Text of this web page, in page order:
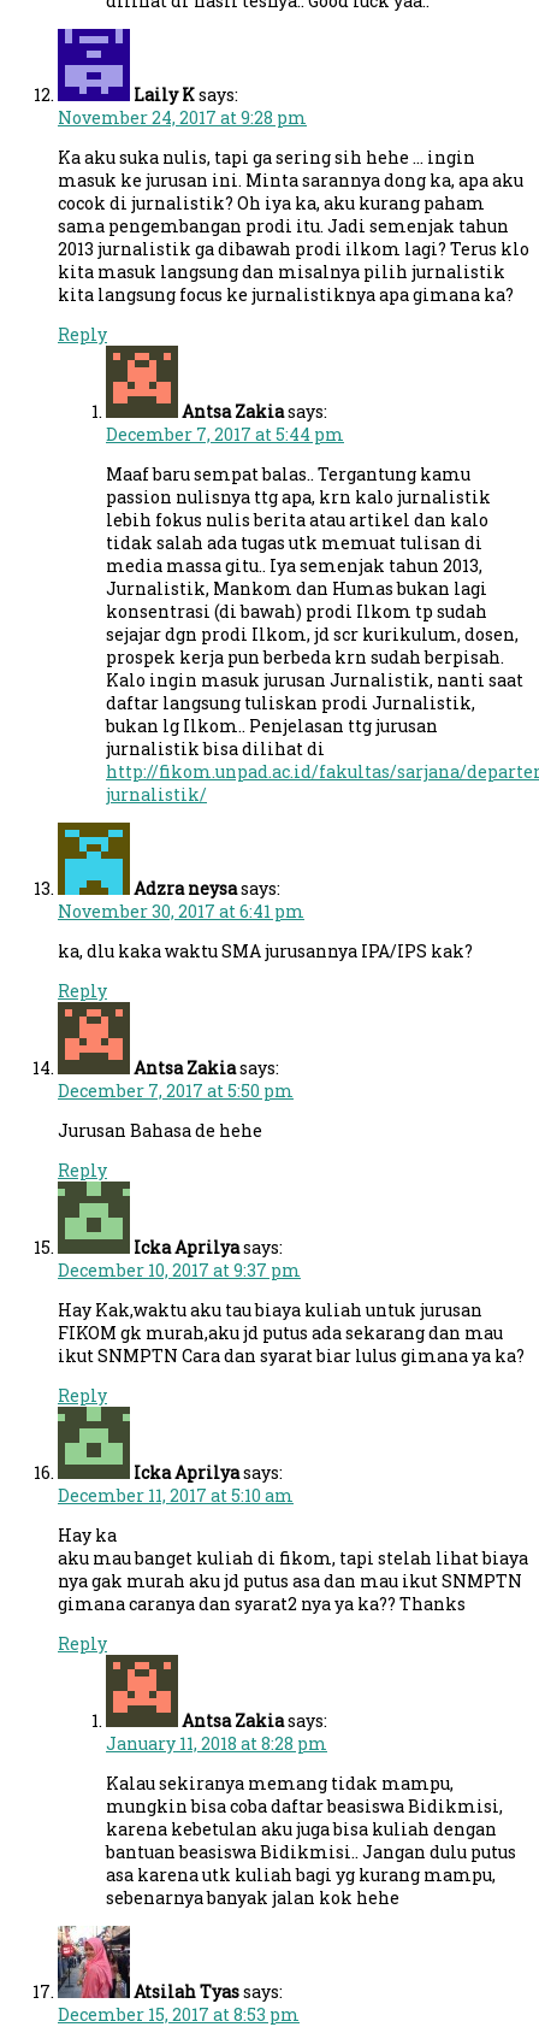
Laily Ksays:
November 24, 2017 at 9:28 pm
Ka aku suka nulis, tapi ga sering sih hehe … ingin
masuk ke jurusan ini. Minta sarannya dong ka, apa aku
cocok di jurnalistik? Oh iya ka, aku kurang paham
sama pengembangan prodi itu. Jadi semenjak tahun
2013 jurnalistik ga dibawah prodi ilkom lagi? Terus klo
kita masuk langsung dan misalnya pilih jurnalistik
kita langsung focus ke jurnalistiknya apa gimana ka?
Reply
Antsa Zakiasays:
December 7, 2017 at 5:44 pm
Maaf baru sempat balas.. Tergantung kamu
passion nulisnya ttg apa, krn kalo jurnalistik
lebih fokus nulis berita atau artikel dan kalo
tidak salah ada tugas utk memuat tulisan di
media massa gitu.. Iya semenjak tahun 2013,
Jurnalistik, Mankom dan Humas bukan lagi
konsentrasi (di bawah) prodi Ilkom tp sudah
sejajar dgn prodi Ilkom, jd scr kurikulum, dosen,
prospek kerja pun berbeda krn sudah berpisah.
Kalo ingin masuk jurusan Jurnalistik, nanti saat
daftar langsung tuliskan prodi Jurnalistik,
bukan lg Ilkom.. Penjelasan ttg jurusan
jurnalistik bisa dilihat di
http://fikom.unpad.ac.id/fakultas/sarjana/
jurnalistik/
Adzra neysasays:
November 30, 2017 at 6:41 pm
ka, dlu kaka waktu SMA jurusannya IPA/IPS kak?
Reply
Antsa Zakiasays:
December 7, 2017 at 5:50 pm
Jurusan Bahasa de hehe
Reply
Icka Aprilyasays:
December 10, 2017 at 9:37 pm
Hay Kak,waktu aku tau biaya kuliah untuk jurusan
FIKOM gk murah,aku jd putus ada sekarang dan mau
ikut SNMPTN Cara dan syarat biar lulus gimana ya ka?
Reply
Icka Aprilyasays:
December 11, 2017 at 5:10 am
Hay ka
aku mau banget kuliah di fikom, tapi stelah lihat biaya
nya gak murah aku jd putus asa dan mau ikut SNMPTN
gimana caranya dan syarat2 nya ya ka?? Thanks
Reply
Antsa Zakiasays:
January 11, 2018 at 8:28 pm
Kalau sekiranya memang tidak mampu,
mungkin bisa coba daftar beasiswa Bidikmisi,
karena kebetulan aku juga bisa kuliah dengan
bantuan beasiswa Bidikmisi.. Jangan dulu putus
asa karena utk kuliah bagi yg kurang mampu,
sebenarnya banyak jalan kok hehe
Atsilah Tyassays:
December 15, 2017 at 8:53 pm